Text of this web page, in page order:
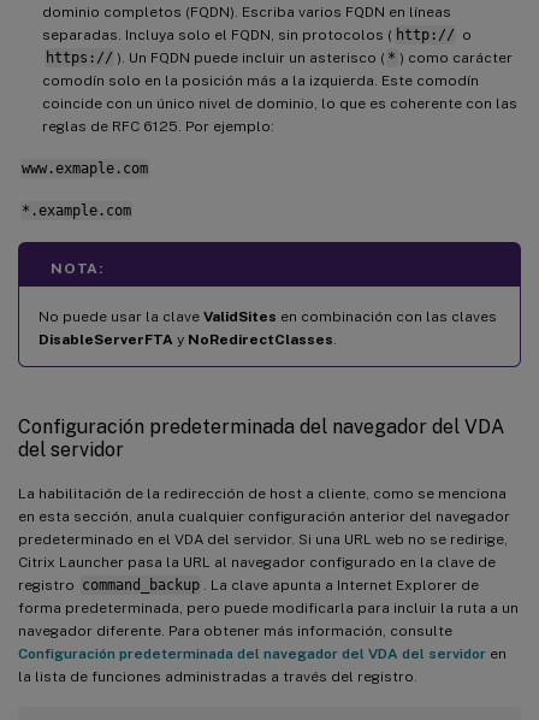
dominio completos (FQDN). Escriba varios FQDN en líneas
separadas. Incluya solo el FQDN, sin protocolos ( http:// o
https:// ). Un FQDN puede incluir un asterisco ( * ) como carácter
comodín solo en la posición más a la izquierda. Este comodín
coincide con un único nivel de dominio, lo que es coherente con las
reglas de RFC 6125. Por ejemplo:
www.exmaple.com
*.example.com
NOTA:
No puede usar la clave ValidSites en combinación con las claves
DisableServerFTA y NoRedirectClasses
Configuración predeterminada del navegador del VDA
del servidor
La habilitación de la redirección de host a cliente, como se menciona
en esta sección, anula cualquier configuración anterior del navegador
predeterminado en el VDA del servidor. Si una URL web no se redirige,
Citrix Launcher pasa la URL al navegador configurado en la clave de
registro command_backup
. La clave apunta a Internet Explorer de
forma predeterminada, pero puede modificarla para incluir la ruta a un
navegador diferente. Para obtener más información, consulte
Configuración predeterminada del navegador del VDA del servidor en
la lista de funciones administradas a través del registro.